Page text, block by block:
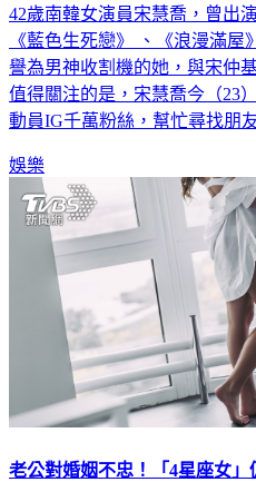
42歲南韓女演員宋慧喬，曾出
《藍色生死戀》 、《浪漫滿
譽為男神收割機的她，與宋仲
值得關注的是，宋慧喬今（23
動員IG千萬粉絲，幫忙尋找朋
娛樂
老公對婚姻不忠！「4星座女